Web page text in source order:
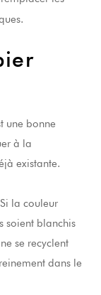
une bonne
à la
existante.
la couleur
soient blanchis
se recyclent
dans le